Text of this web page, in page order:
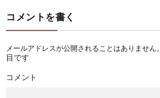
コメントを書く
メールアドレスが公開されることはありません。
目です
コメント